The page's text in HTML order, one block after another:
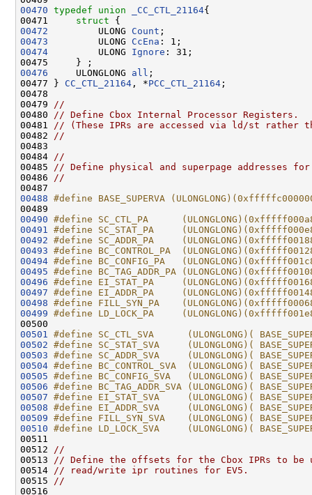
00470 typedef union _CC_CTL_21164{
00471 struct
00472
         ULONG
Count
00473
         ULONG
CcEna
00474
         ULONG
Ignore : 31;
00476
     ULONGLONG
all ;
00477 } CC_CTL_21164 , *PCC_CTL_21164 ;
00478
00479
//
00480
// Define Cbox Internal Processor Registers.
00481
// (These IPRs are accessed via ld/st rather
00482
//
00483
00484
//
00485
// Define physical and superpage addresses
00486
//
00488 #define BASE_SUPERVA
00489
00490 #define SC_CTL_PA
00491
#define SC_STAT_PA
00492 #define SC_ADDR_PA
00493 #define BC_CONTROL_PA
00494 #define BC_CONFIG_PA
00495 #define BC_TAG_ADDR_PA
00496 #define EI_STAT_PA
00497 #define EI_ADDR_PA
00498 #define FILL_SYN_PA
00499 #define LD_LOCK_PA
00500
00501
#define SC_CTL_SVA      (ULONGLONG)(
00502 #define SC_STAT_SVA     (ULONGLONG)(
00503 #define SC_ADDR_SVA     (ULONGLONG)(
00504 #define BC_CONTROL_SVA  (ULONGLONG)(
00505 #define BC_CONFIG_SVA   (ULONGLONG)(
00506 #define BC_TAG_ADDR_SVA (ULONGLONG)(
00507 #define EI_STAT_SVA     (ULONGLONG)(
00508 #define EI_ADDR_SVA     (ULONGLONG)(
00509 #define FILL_SYN_SVA    (ULONGLONG)(
00510 #define LD_LOCK_SVA     (ULONGLONG)(
00511
00512
//
00513
// Define the offsets for the Cbox IPRs to be
00514
// read/write ipr routines for EV5.
00515
//